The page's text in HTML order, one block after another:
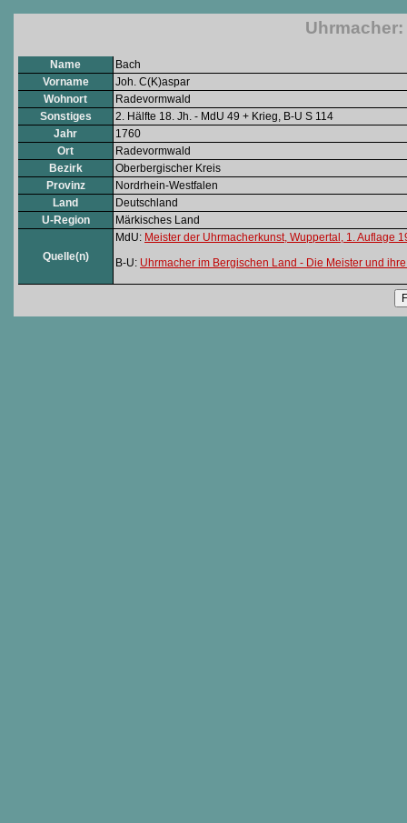
Name
Bach
Vorname
Joh. C(K)aspar
Wohnort
Radevormwald
Sonstiges
2. Hälfte 18. Jh. - MdU 49 + Krieg, B-U S 114
Jahr
1760
Ort
Radevormwald
Bezirk
Oberbergischer Kreis
Provinz
Nordrhein-Westfalen
Land
Deutschland
U-Region
Märkisches Land
Quelle(n)
MdU: Meister der Uhrmacherkunst, Wuppertal, 1. Auflage
B-U: Uhrmacher im Bergischen Land - Die Meister und